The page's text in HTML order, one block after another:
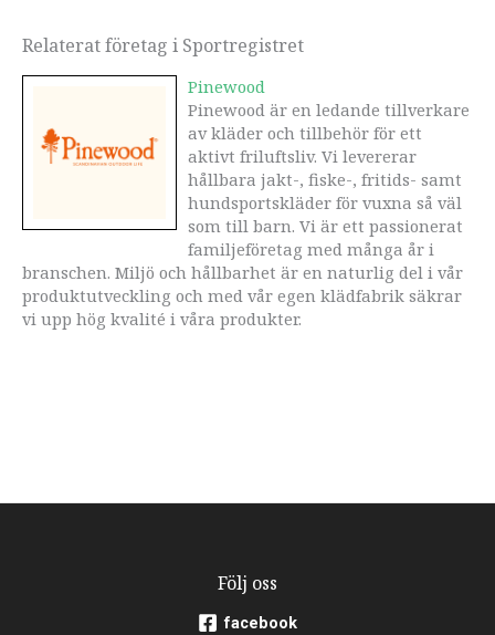
Relaterat företag i Sportregistret
Pinewood
Pinewood är en ledande tillverkare
av kläder och tillbehör för ett
aktivt friluftsliv. Vi levererar
hållbara jakt-, fiske-, fritids- samt
hundsportskläder för vuxna så väl
som till barn. Vi är ett passionerat
familjeföretag med många år i
branschen. Miljö och hållbarhet är en naturlig del i vår
produktutveckling och med vår egen klädfabrik säkrar
vi upp hög kvalité i våra produkter.
Följ oss
facebook